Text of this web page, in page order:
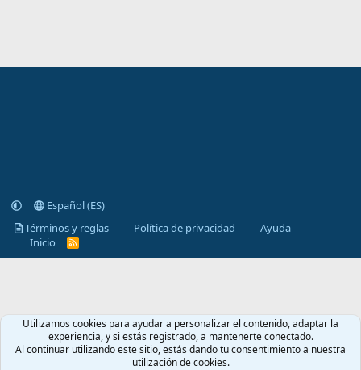
Español (ES)
Términos y reglas
Política de privacidad
Ayuda
Inicio
R
Utilizamos cookies para ayudar a personalizar el contenido, adaptar la
experiencia, y si estás registrado, a mantenerte conectado.
Al continuar utilizando este sitio, estás dando tu consentimiento a nuestra
utilización de cookies.